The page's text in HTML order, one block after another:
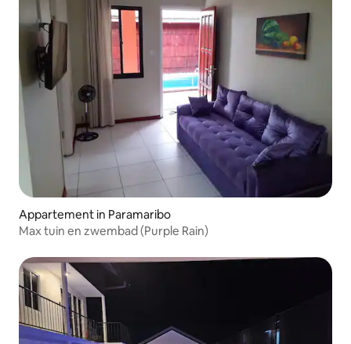
Appartement in Paramaribo
Max tuin en zwembad (Purple Rain)